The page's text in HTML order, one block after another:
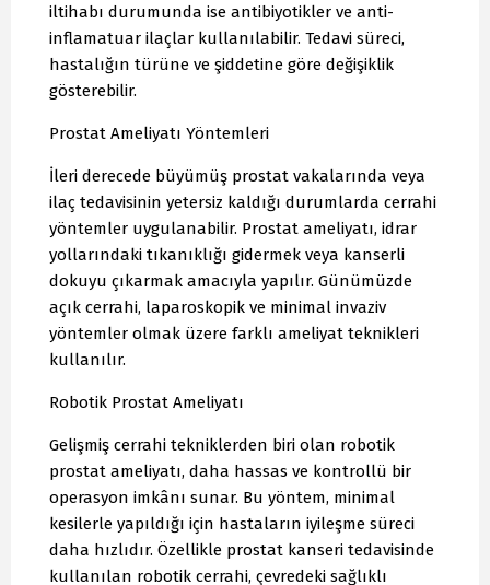
iltihabı durumunda ise antibiyotikler ve anti-
inflamatuar ilaçlar kullanılabilir. Tedavi süreci,
hastalığın türüne ve şiddetine göre değişiklik
gösterebilir.
Prostat Ameliyatı Yöntemleri
İleri derecede büyümüş prostat vakalarında veya
ilaç tedavisinin yetersiz kaldığı durumlarda cerrahi
yöntemler uygulanabilir. Prostat ameliyatı, idrar
yollarındaki tıkanıklığı gidermek veya kanserli
dokuyu çıkarmak amacıyla yapılır. Günümüzde
açık cerrahi, laparoskopik ve minimal invaziv
yöntemler olmak üzere farklı ameliyat teknikleri
kullanılır.
Robotik Prostat Ameliyatı
Gelişmiş cerrahi tekniklerden biri olan robotik
prostat ameliyatı, daha hassas ve kontrollü bir
operasyon imkânı sunar. Bu yöntem, minimal
kesilerle yapıldığı için hastaların iyileşme süreci
daha hızlıdır. Özellikle prostat kanseri tedavisinde
kullanılan robotik cerrahi, çevredeki sağlıklı